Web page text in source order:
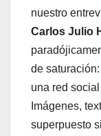
nuestro
Carlos Julio
de
una red
Imágenes,
superpuesto